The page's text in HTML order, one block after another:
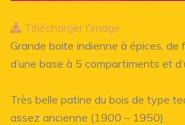
Télécharger l'image
Grande boite indienne à épices, de
d’une base à 5 compartiments et
Très belle patine du bois de type
assez ancienne (1900 – 1950)